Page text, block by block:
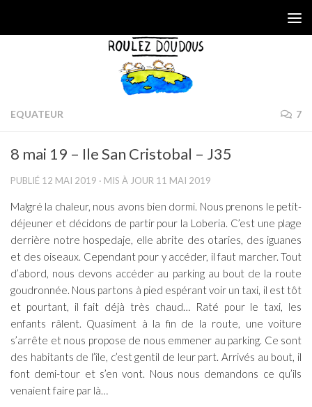
EQUATEUR 7
8 mai 19 – Ile San Cristobal – J35
PUBLIÉ 12 MAI 2019 · MIS À JOUR 11 MAI 2019
Malgré la chaleur, nous avons bien dormi. Nous prenons le petit-
déjeuner et décidons de partir pour la Loberia. C’est une plage
derrière notre hospedaje, elle abrite des otaries, des iguanes
et des oiseaux. Cependant pour y accéder, il faut marcher. Tout
d’abord, nous devons accéder au parking au bout de la route
goudronnée. Nous partons à pied espérant voir un taxi, il est tôt
et pourtant, il fait déjà très chaud… Raté pour le taxi, les
enfants râlent. Quasiment à la fin de la route, une voiture
s’arrête et nous propose de nous emmener au parking. Ce sont
des habitants de l’île, c’est gentil de leur part. Arrivés au bout, il
font demi-tour et s’en vont. Nous nous demandons ce qu’ils
venaient faire par là…